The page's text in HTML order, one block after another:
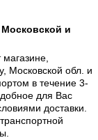
Московской и
Московской обл. и
в течение 3-
для Вас
доставки.